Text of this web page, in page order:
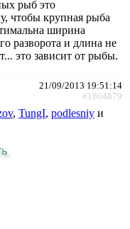
рыб это
чтобы крупная рыба
ширина
разворота и длина не
это зависит от рыбы.
21/09/2013 19:51:14
#1864879
, TungI, podlesniy и